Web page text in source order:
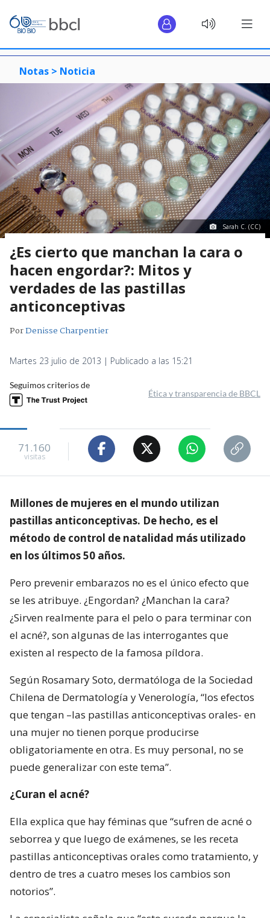
Notas > Noticia
Sarah C. (CC)
¿Es cierto que manchan la cara o
hacen engordar?: Mitos y
verdades de las pastillas
anticonceptivas
PorDenisse Charpentier
Martes 23 julio de 2013 | Publicado a las 15:21
Seguimos criterios de
Ética y transparencia de BBCL
71.160
visitas
Millones de mujeres en el mundo utilizan
pastillas anticonceptivas. De hecho, es el
método de control de natalidad más utilizado
en los últimos 50 años.
Pero prevenir embarazos no es el único efecto que
se les atribuye. ¿Engordan? ¿Manchan la cara?
¿Sirven realmente para el pelo o para terminar con
el acné?, son algunas de las interrogantes que
existen al respecto de la famosa píldora.
Según Rosamary Soto, dermatóloga de la Sociedad
Chilena de Dermatología y Venerología, “los efectos
que tengan –las pastillas anticonceptivas orales- en
una mujer no tienen porque producirse
obligatoriamente en otra. Es muy personal, no se
puede generalizar con este tema”.
¿Curan el acné?
Ella explica que hay féminas que “sufren de acné o
seborrea y que luego de exámenes, se les receta
pastillas anticonceptivas orales como tratamiento, y
dentro de tres a cuatro meses los cambios son
notorios”.